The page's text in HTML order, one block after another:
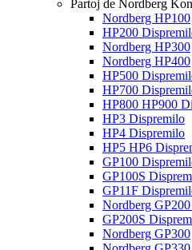
Partoj de Nordberg
Nordberg HP100
HP200
Nordberg HP300
Nordberg HP400
HP500
HP700
HP800 HP900
HP3 Dispremilo
HP4 Dispremilo
HP5 HP6
GP100
GP100S
GP11F
Nordberg
GP200S
Nordberg GP300